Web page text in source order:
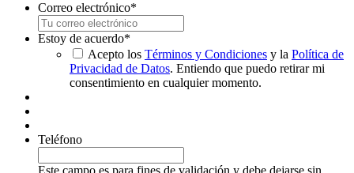
Correo electrónico*
Estoy de acuerdo*
Acepto los Términos y Condiciones y la Política de
Privacidad de Datos. Entiendo que puedo retirar mi
consentimiento en cualquier momento.
Teléfono